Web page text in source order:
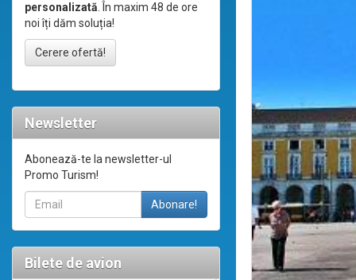
personalizată. În maxim 48 de ore
noi îți dăm soluția!
Cerere ofertă!
Newsletter
Abonează-te la newsletter-ul
Promo Turism!
Bilete de avion